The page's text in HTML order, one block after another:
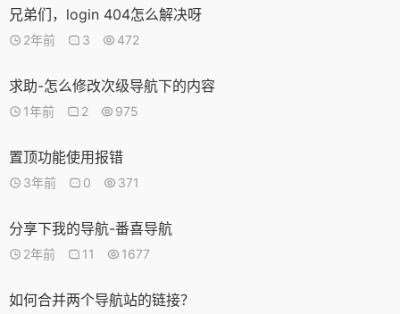
兄弟们，login 404怎么解决呀
2年前 3 472
求助-怎么修改次级导航下的内容
1年前 2 975
置顶功能使用报错
3年前 0 371
分享下我的导航-番喜导航
2年前 11 1677
如何合并两个导航站的链接？